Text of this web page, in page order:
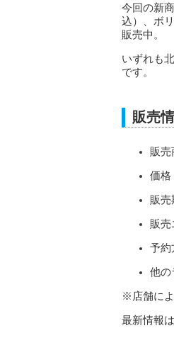
今回の新
込）、ボ
販売中。
いずれも
です。
販売
販
価格
販売
販売
予約
他の
※店舗によ
最新情報